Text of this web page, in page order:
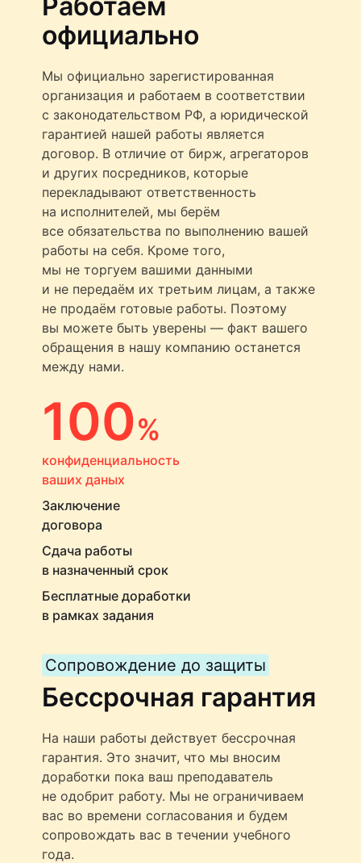
официально
Мы официально зарегистированная
организация и работаем в соответствии
с законодательством РФ, а юридической
гарантией нашей работы является
договор. В отличие от бирж, агрегаторов
и других посредников, которые
перекладывают ответственность
на исполнителей, мы берём
все обязательства по выполнению вашей
работы на себя. Кроме того,
мы не торгуем вашими данными
и не передаём их третьим лицам, а также
не продаём готовые работы. Поэтому
вы можете быть уверены — факт вашего
обращения в нашу компанию останется
между нами.
100%
конфиденциальность
ваших даных
Заключение
договора
Сдача работы
в назначенный срок
Бесплатные доработки
в рамках задания
Сопровождение до защиты
Бессрочная гарантия
На наши работы действует бессрочная
гарантия. Это значит, что мы вносим
доработки пока ваш преподаватель
не одобрит работу. Мы не ограничиваем
вас во времени согласования и будем
сопровождать вас в течении учебного
года.